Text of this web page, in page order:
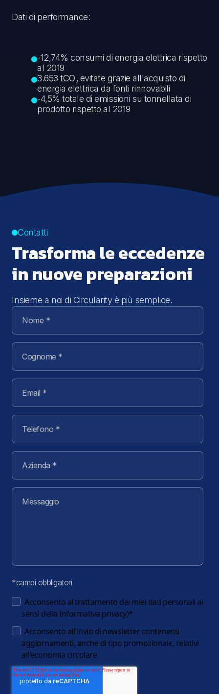
Dati di performance:
-12,74% consumi di energia elettrica rispetto
al 2019
3.653 tCO₂ evitate grazie all'acquisto di
energia elettrica da fonti rinnovabili
-4,5% totale di emissioni su tonnellata di
prodotto rispetto al 2019
Contatti
Trasforma le eccedenze
in nuove preparazioni
Insieme a noi di Circularity è più semplice.
*campi obbligatori
Acconsento al trattamento dei miei dati personali ai
sensi dellaInformativa privacy)*
Acconsento all'invio di newsletter contenenti
aggiornamenti, anche di tipo promozionale, relativi
all'economia circolare